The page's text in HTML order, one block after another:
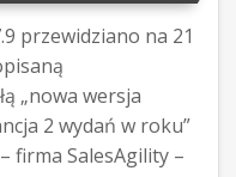
przewidziano na 21
„nowa wersja
2 wydań w roku”
firma SalesAgility –